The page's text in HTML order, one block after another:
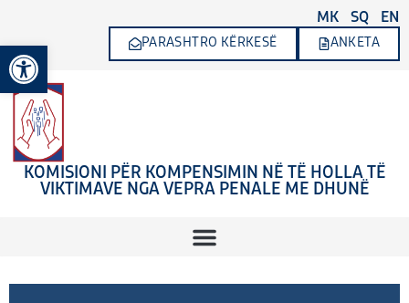
Open toolbar
content
MK SQ EN
PARASHTRO KËRKESË ANKETA
KOMISIONI PËR KOMPENSIMIN NË TË HOLLA TË
VIKTIMAVE NGA VEPRA PENALE ME DHUNË